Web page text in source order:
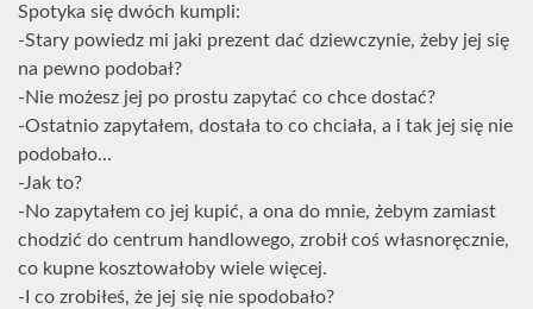
Spotyka się dwóch kumpli:
-Stary powiedz mi jaki prezent dać dziewczynie, żeby jej się
na pewno podobał?
-Nie możesz jej po prostu zapytać co chce dostać?
-Ostatnio zapytałem, dostała to co chciała, a i tak jej się nie
podobało...
-Jak to?
-No zapytałem co jej kupić, a ona do mnie, żebym zamiast
chodzić do centrum handlowego, zrobił coś własnoręcznie,
co kupne kosztowałoby wiele więcej.
-I co zrobiłeś, że jej się nie spodobało?